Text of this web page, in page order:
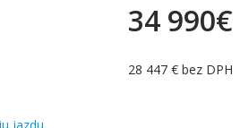
34 990€
28 447 € bez DPH
jazdu